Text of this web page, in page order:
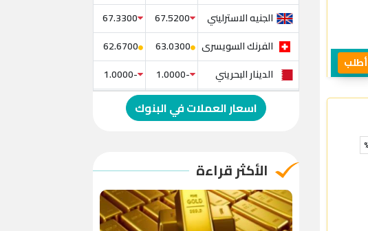
أطلب
الجنيه الاسترليني
67.5200
67.3300
الفرنك السويسرى
63.0300
62.6700
الدينار البحريني
-1.0000
-1.0000
الدولار الإسترالي
-1.0000
-1.0000
الدينار الأردني
-1.0000
-1.0000
اسعار العملات في البنوك
الأكثر قراءة